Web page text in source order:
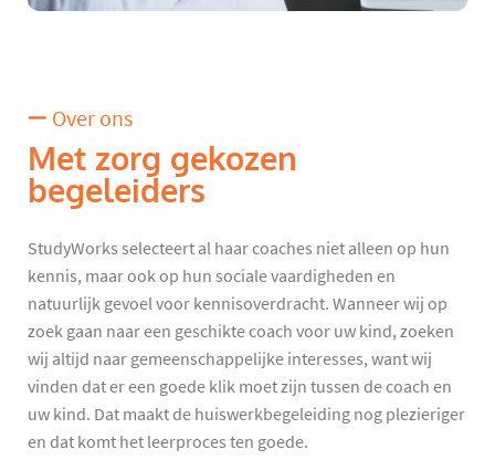
Over ons
Met zorg gekozen
begeleiders
StudyWorks selecteert al haar coaches niet alleen op hun
kennis, maar ook op hun sociale vaardigheden en
natuurlijk gevoel voor kennisoverdracht. Wanneer wij op
zoek gaan naar een geschikte coach voor uw kind, zoeken
wij altijd naar gemeenschappelijke interesses, want wij
vinden dat er een goede klik moet zijn tussen de coach en
uw kind. Dat maakt de huiswerkbegeleiding nog plezieriger
en dat komt het leerproces ten goede.